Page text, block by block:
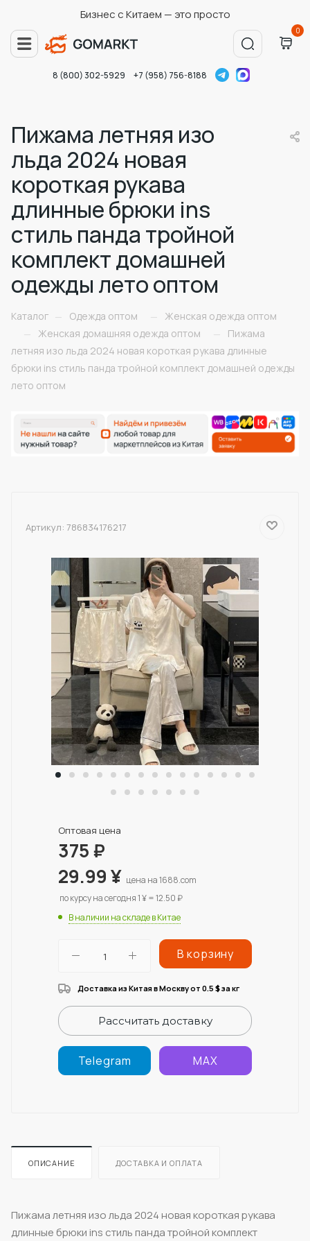
Бизнес с Китаем — это просто
0
8 (800) 302-5929 +7 (958) 756-8188
Пижама летняя изо
льда 2024 новая
короткая рукава
длинные брюки ins
стиль панда тройной
комплект домашней
одежды лето оптом
Каталог — Одежда оптом —
Женская одежда оптом
—
Женская домашняя одежда оптом —
Пижама
летняя изо льда 2024 новая короткая рукава длинные
брюки ins стиль панда тройной комплект домашней одежды
лето оптом
Артикул: 786834176217
Оптовая цена
375₽
29.99¥ цена на 1688.com
по курсу на сегодня 1 ¥ = 12.50 ₽
В наличии на складе в Китае
В корзину
Доставка из Китая в Москву от 0.5 $за кг
Рассчитать доставку
Telegram MAX
ОПИСАНИЕ ДОСТАВКА И ОПЛАТА
Пижама летняя изо льда 2024 новая короткая рукава
длинные брюки ins стиль панда тройной комплект